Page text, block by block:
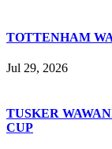
TOTTENHAM
Jul 29, 2026
TUSKER
CUP